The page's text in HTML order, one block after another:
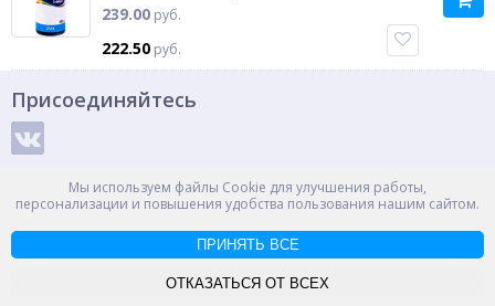
239.00 руб.
222.50 руб.
Мы используем файлы Cookie для улучшения работы,
персонализации и повышения удобства пользования нашим сайтом.
ПРИНЯТЬ ВСЕ
ОТКАЗАТЬСЯ ОТ ВСЕХ
Присоединяйтесь
Способы оплаты
Россия, Великий Новгород, пр. Александра Корсунова 14А